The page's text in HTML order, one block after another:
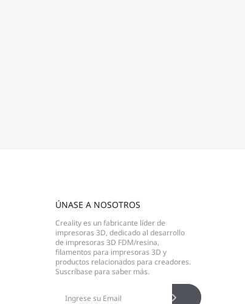
ÚNASE A NOSOTROS
Creality es un fabricante líder de
impresoras 3D, dedicado al desarrollo
de impresoras 3D FDM/resina,
filamentos para impresoras 3D y
productos relacionados para creadores.
Suscríbase para saber más.